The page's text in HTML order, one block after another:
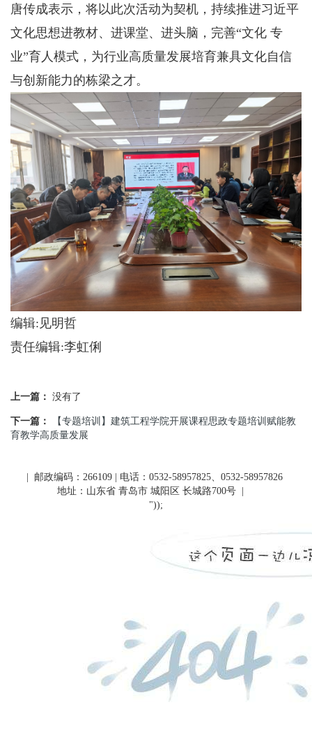
唐传成表示，将以此次活动为契机，持续推进习近平
文化思想进教材、进课堂、进头脑，完善“文化 专
业”育人模式，为行业高质量发展培育兼具文化自信
与创新能力的栋梁之才。
编辑:见明哲
责任编辑:李虹俐
上一篇： 没有了
下一篇：
【专题培训】建筑工程学院开展课程思政专题培训赋能教
育教学高质量发展
| 邮政编码：266109 | 电话：0532-58957825、0532-58957826
地址：山东省 青岛市 城阳区 长城路700号 |
"));